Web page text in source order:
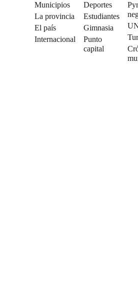
Municipios
La provincia
El país
Internacional
Deportes
Estudiantes
Gimnasia
Punto
capital